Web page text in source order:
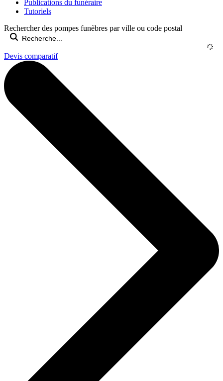
Publications du funéraire
Tutoriels
Rechercher des pompes funèbres par ville ou code postal
Devis comparatif